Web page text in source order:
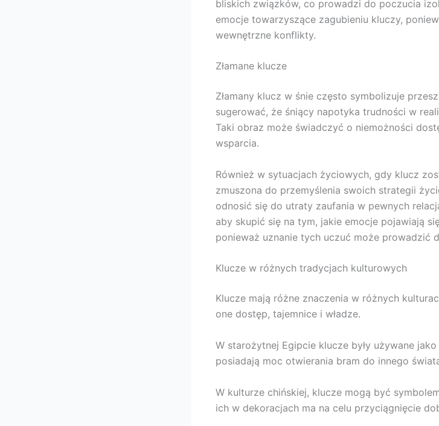
bliskich związków, co prowadzi do poczucia
emocje towarzyszące zagubieniu kluczy,
wewnętrzne konflikty.
Złamane klucze
Złamany klucz w śnie często symbolizuje
sugerować, że śniący napotyka trudności w
Taki obraz może świadczyć o niemożności
wsparcia.
Również w sytuacjach życiowych, gdy klucz
zmuszona do przemyślenia swoich strategii
odnosić się do utraty zaufania w pewnych
aby skupić się na tym, jakie emocje pojawiają
ponieważ uznanie tych uczuć może prowadzić
Klucze w różnych tradycjach kulturowych
Klucze mają różne znaczenia w różnych
one dostęp, tajemnice i władze.
W starożytnej Egipcie klucze były używane
posiadają moc otwierania bram do innego
W kulturze chińskiej, klucze mogą być
ich w dekoracjach ma na celu przyciągnięcie